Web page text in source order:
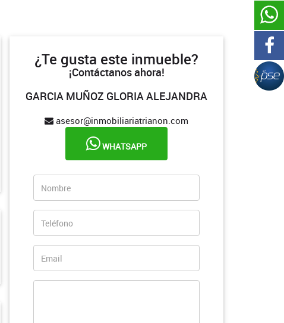
¿Te gusta este inmueble?
¡Contáctanos ahora!
GARCIA MUÑOZ GLORIA ALEJANDRA
asesor@inmobiliariatrianon.com
WHATSAPP